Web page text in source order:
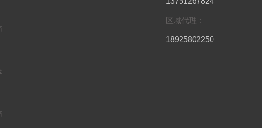
区域代理：
18925802250